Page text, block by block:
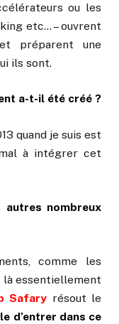
ou les
etc… – ouvrent
préparent une
ils sont.
a-t-il été créé ?
quand je suis est
à intégrer cet
nombreux
comme les
là essentiellement
Safary résout le
d’entrer dans ce